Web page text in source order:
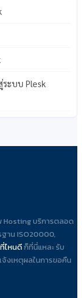
ระบบ Plesk
บริการตลอด
าน ISO20000,
ไหนดีก็ที่นี่แหละ รับ
งเหตุผลในการขอคืน